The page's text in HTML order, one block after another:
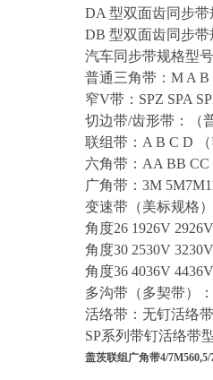
DA 型双面齿同步
DB 型双面齿同步
汽车同步带规格型
普通三角带：M A B
窄V带：SPZ SPA
切边带/齿形带：（
联组带：A B C D
六角带：AA BB CC
广角带：3M
变速带（美标规格
角度26 1926V
角度30 2530V
角度36 4036V
多沟带（多契带）
活络带：无钉活络
SP系列带钉活络带
盖茨联组广角带4/7M560,5/